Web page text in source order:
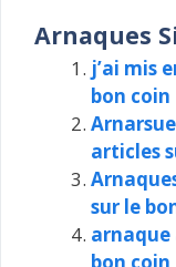
Arnaques
j’ai mis
bon coin
articles
sur le
arnaque
bon coin